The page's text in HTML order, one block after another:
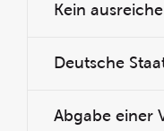
Kein
Deutsche
Abgabe einer